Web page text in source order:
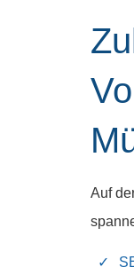
Auf